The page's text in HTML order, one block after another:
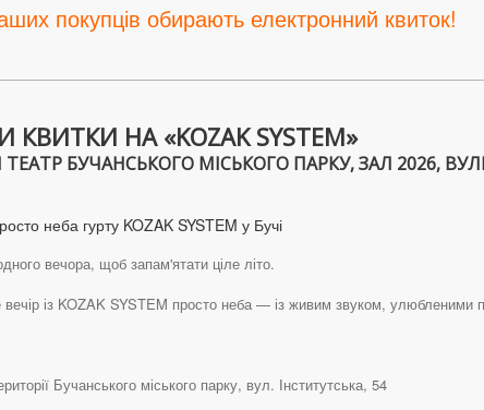
покупців обирають електронний квиток!
НА «KOZAK SYSTEM»
ТЕАТР БУЧАНСЬКОГО МІСЬКОГО ПАРКУ, ЗАЛ 2026,
неба гурту KOZAK SYSTEM у Бучі
вечора, щоб запам'ятати ціле літо.
із KOZAK SYSTEM просто неба — із живим звуком, улюбленими
Бучанського міського парку, вул. Інститутська, 54